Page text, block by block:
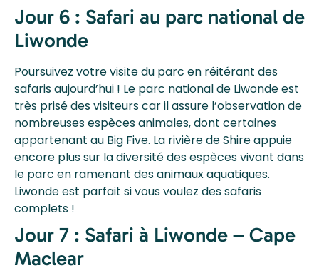
Jour 6 : Safari au parc national de
Liwonde
Poursuivez votre visite du parc en réitérant des
safaris aujourd’hui ! Le parc national de Liwonde est
très prisé des visiteurs car il assure l’observation de
nombreuses espèces animales, dont certaines
appartenant au Big Five. La rivière de Shire appuie
encore plus sur la diversité des espèces vivant dans
le parc en ramenant des animaux aquatiques.
Liwonde est parfait si vous voulez des safaris
complets !
Jour 7 : Safari à Liwonde – Cape
Maclear